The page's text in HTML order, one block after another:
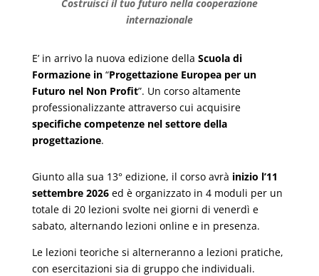
Costruisci il tuo futuro nella cooperazione
internazionale
E’ in arrivo la nuova edizione della Scuola di
Formazione in“Progettazione Europea per un
Futuro nel Non Profit”. Un corso altamente
professionalizzante attraverso cui acquisire
specifiche competenze nel settore della
progettazione.
Giunto alla sua 13° edizione, il corso avrà inizio l’11
settembre 2026ed è organizzato in 4 moduli per un
totale di 20 lezioni svolte nei giorni di venerdì e
sabato, alternando lezioni online e in presenza.
Le lezioni teoriche si alterneranno a lezioni pratiche,
con esercitazioni sia di gruppo che individuali.